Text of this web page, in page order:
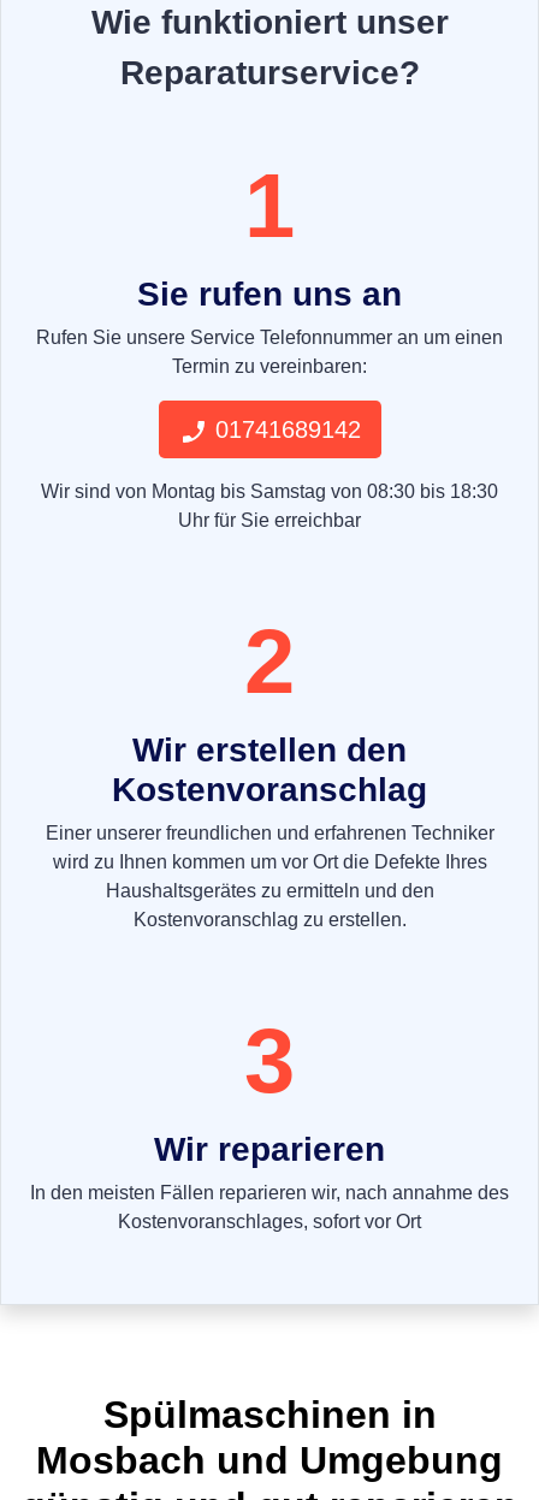
Wie funktioniert unser
Reparaturservice?
1
Sie rufen uns an
Rufen Sie unsere Service Telefonnummer an um einen
Termin zu vereinbaren:
01741689142
Wir sind von Montag bis Samstag von 08:30 bis 18:30
Uhr für Sie erreichbar
2
Wir erstellen den
Kostenvoranschlag
Einer unserer freundlichen und erfahrenen Techniker
wird zu Ihnen kommen um vor Ort die Defekte Ihres
Haushaltsgerätes zu ermitteln und den
Kostenvoranschlag zu erstellen.
3
Wir reparieren
In den meisten Fällen reparieren wir, nach annahme des
Kostenvoranschlages, sofort vor Ort
Spülmaschinen in
Mosbach und Umgebung